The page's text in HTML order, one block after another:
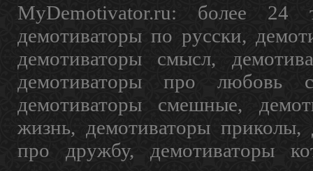
MyDemotivator.ru: более 24
демотиваторы по русски,
демотиваторы смысл,
демотиваторы про любовь
демотиваторы смешные,
жизнь, демотиваторы приколы,
про дружбу, демотиваторы